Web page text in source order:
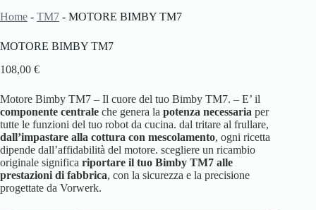
Home - TM7 - MOTORE BIMBY TM7
MOTORE BIMBY TM7
108,00 €
Motore Bimby TM7 – Il cuore del tuo Bimby TM7. – E’ il
componente centrale che genera la potenza necessaria per
tutte le funzioni del tuo robot da cucina. dal tritare al frullare,
dall’impastare alla cottura con mescolamento, ogni ricetta
dipende dall’affidabilità del motore. scegliere un ricambio
originale significa riportare il tuo Bimby TM7 alle
prestazioni di fabbrica, con la sicurezza e la precisione
progettate da Vorwerk.